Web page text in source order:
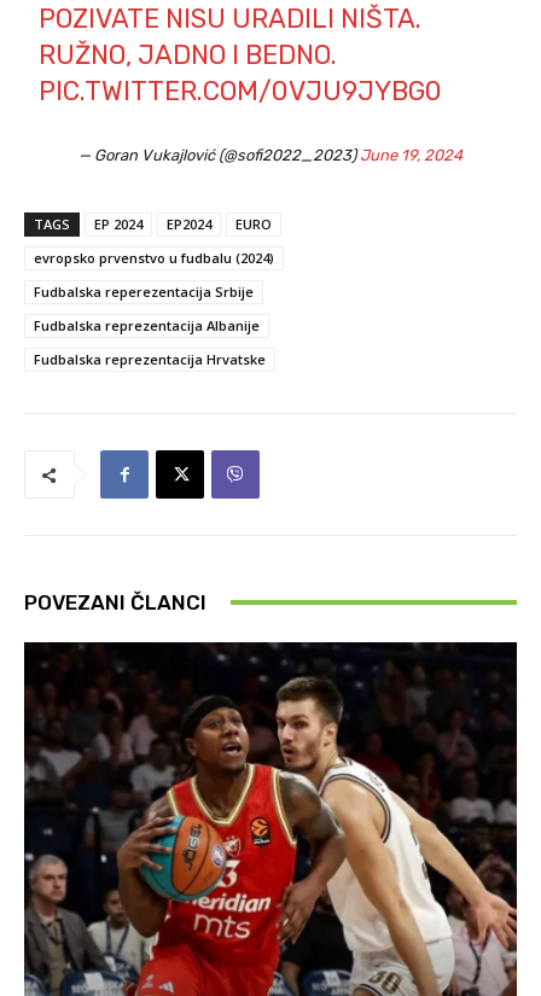
POZIVATE NISU URADILI NIŠTA.
RUŽNO, JADNO I BEDNO.
PIC.TWITTER.COM/0VJU9JYBG0
— Goran Vukajlović (@sofi2022_2023)June 19, 2024
TAGS EP 2024 EP2024
EURO
evropsko prvenstvo u fudbalu (2024)
Fudbalska reperezentacija Srbije
Fudbalska reprezentacija Albanije
Fudbalska reprezentacija Hrvatske
POVEZANI ČLANCI